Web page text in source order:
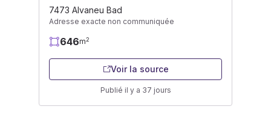
7473 Alvaneu Bad
Adresse exacte non communiquée
646m2
Voir la source
Publié il y a 37 jours